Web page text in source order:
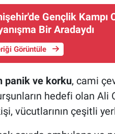
Gençlik Kampı
Bir Aradaydı
Görüntüle
panik ve korku, cami
hedefi olan Ali
vücutlarının çeşitli